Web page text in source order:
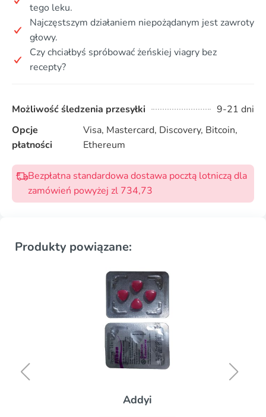
tego leku.
Najczęstszym działaniem niepożądanym jest zawroty
głowy.
Czy chciałbyś spróbować żeńskiej viagry bez
recepty?
Możliwość śledzenia przesyłki
9-21 dni
Opcje
płatności
Visa, Mastercard, Discovery, Bitcoin,
Ethereum
Bezpłatna standardowa dostawa pocztą lotniczą dla
zamówień powyżej zl 734,73
Produkty powiązane:
Addyi